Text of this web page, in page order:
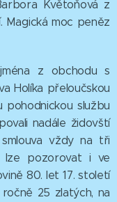
Květoňová z
Magická moc peněz
z obchodu s
Holíka přeloučskou
službu
nadále židovští
vždy na tři
lze pozorovat i ve
80. let 17. století
25 zlatých, na